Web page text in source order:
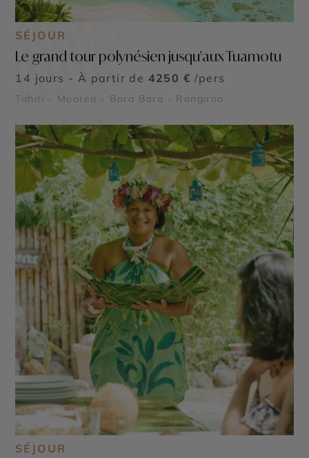
SÉJOUR
Le grand tour polynésien jusqu'aux Tuamotu
14 jours - À partir de 4250 € /pers
Tahiti - Moorea - Bora Bora - Rangiroa
SÉJOUR